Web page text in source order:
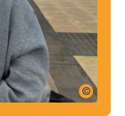
©